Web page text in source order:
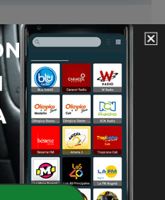
season 21-20
NFL de Steelers